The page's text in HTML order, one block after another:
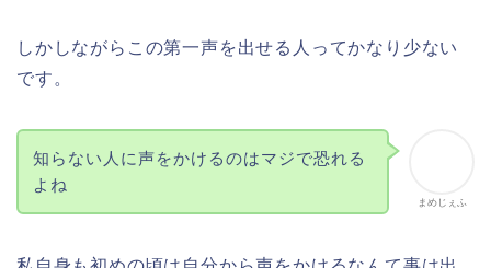
しかしながらこの第一声を出せる人ってかなり少ない
です。
まめじぇふ
知らない人に声をかけるのはマジで恐れる
よね